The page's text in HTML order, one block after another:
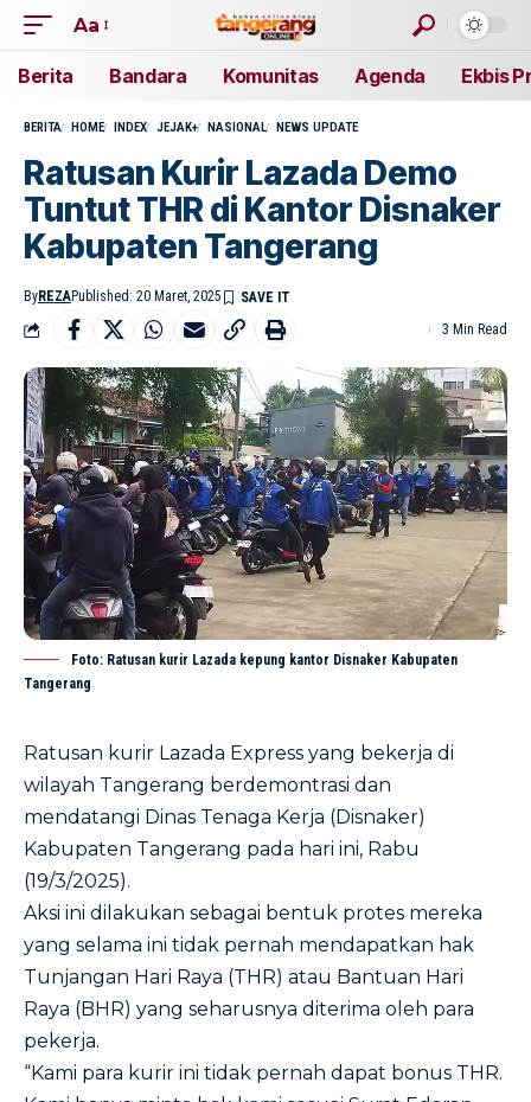
Aa
Berita Bandara Komunitas Agenda Ekbis
BERITA HOME INDEX JEJAK+ NASIONAL NEWS UPDATE
Ratusan Kurir Lazada Demo
Tuntut THR di Kantor Disnaker
Kabupaten Tangerang
ByREZAPublished: 20 Maret, 2025
3 Min Read
Foto: Ratusan kurir Lazada kepung kantor Disnaker Kabupaten
Tangerang
Ratusan kurir Lazada Express yang bekerja di
wilayah Tangerang berdemontrasi dan
mendatangi Dinas Tenaga Kerja (Disnaker)
Kabupaten Tangerang pada hari ini, Rabu
(19/3/2025).
Aksi ini dilakukan sebagai bentuk protes mereka
yang selama ini tidak pernah mendapatkan hak
Tunjangan Hari Raya (THR) atau Bantuan Hari
Raya (BHR) yang seharusnya diterima oleh para
pekerja.
“Kami para kurir ini tidak pernah dapat bonus THR.